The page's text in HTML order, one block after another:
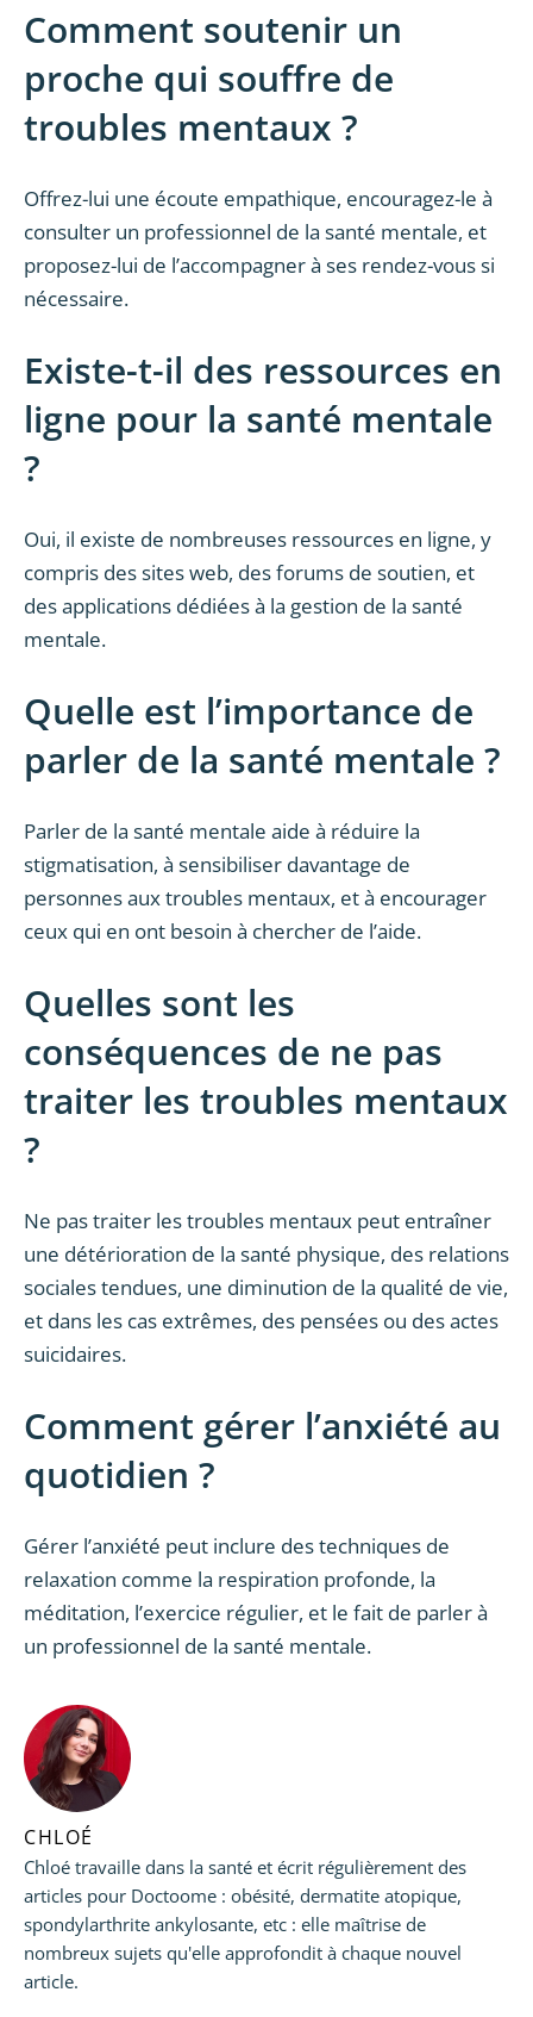
Comment soutenir un
proche qui souffre de
troubles mentaux ?
Offrez-lui une écoute empathique, encouragez-le à
consulter un professionnel de la santé mentale, et
proposez-lui de l’accompagner à ses rendez-vous si
nécessaire.
Existe-t-il des ressources en
ligne pour la santé mentale
?
Oui, il existe de nombreuses ressources en ligne, y
compris des sites web, des forums de soutien, et
des applications dédiées à la gestion de la santé
mentale.
Quelle est l’importance de
parler de la santé mentale ?
Parler de la santé mentale aide à réduire la
stigmatisation, à sensibiliser davantage de
personnes aux troubles mentaux, et à encourager
ceux qui en ont besoin à chercher de l’aide.
Quelles sont les
conséquences de ne pas
traiter les troubles mentaux
?
Ne pas traiter les troubles mentaux peut entraîner
une détérioration de la santé physique, des relations
sociales tendues, une diminution de la qualité de vie,
et dans les cas extrêmes, des pensées ou des actes
suicidaires.
Comment gérer l’anxiété au
quotidien ?
Gérer l’anxiété peut inclure des techniques de
relaxation comme la respiration profonde, la
méditation, l’exercice régulier, et le fait de parler à
un professionnel de la santé mentale.
CHLOÉ
Chloé travaille dans la santé et écrit régulièrement des
articles pour Doctoome : obésité, dermatite atopique,
spondylarthrite ankylosante, etc : elle maîtrise de
nombreux sujets qu'elle approfondit à chaque nouvel
article.